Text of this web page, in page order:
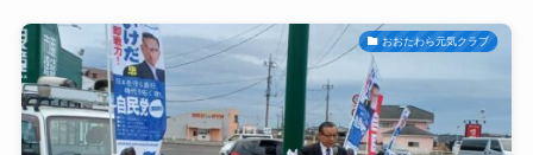
おおたわら元気クラブ